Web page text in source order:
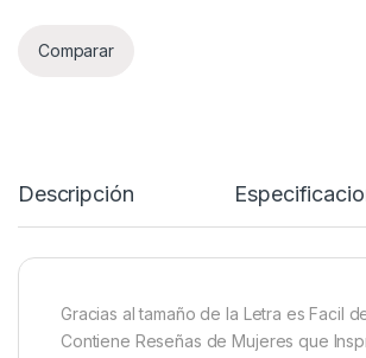
Comparar
Descripción
Gracias al tamaño de la Letra es Facil
Contiene Reseñas de Mujeres que